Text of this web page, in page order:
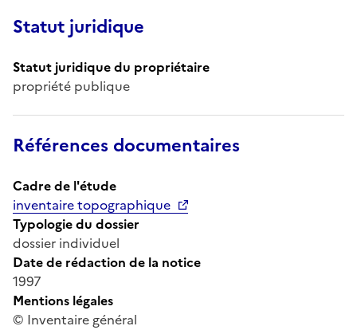
Statut juridique
Statut juridique du propriétaire
propriété publique
Références documentaires
Cadre de l'étude
inventaire topographique
Typologie du dossier
dossier individuel
Date de rédaction de la notice
1997
Mentions légales
© Inventaire général